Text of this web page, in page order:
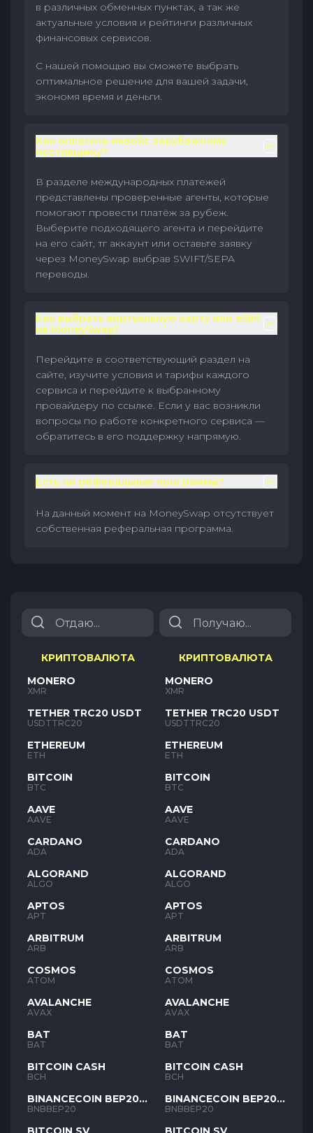
в различных обменных пунктах, а так же
актуальные условия и рейтинги различных
финансовых сервисов.
С нашей помощью вы сможете выбрать
оптимальное решение для вашей задачи,
экономя время и деньги.
Как оплатить инвойс зарубежному
поставщику?
В разделе международных платежей
представлены проверенные агенты, которые
помогают провести платёж за рубеж.
Выберите подходящего агента и перейдите
на его сайт, тг аккаунт или оставьте заявку
через MoneySwap выбрав SWIFT/SEPA
переводы.
Как выбрать виртуальную карту или eSIM
на MoneySwap?
Перейдите в соответствующий раздел на
сайте, изучите условия и тарифы каждого
сервиса и перейдите к выбранному
провайдеру по ссылке. Если у вас возникли
вопросы по работе конкретного сервиса —
обратитесь в его поддержку напрямую.
Есть ли реферальные программы?
На данный момент на MoneySwap отсутствует
собственная реферальная программа.
КРИПТОВАЛЮТА
MONERO
XMR
TETHER TRC20 USDT
USDTTRC20
ETHEREUM
ETH
BITCOIN
BTC
AAVE
AAVE
CARDANO
ADA
ALGORAND
ALGO
APTOS
APT
ARBITRUM
ARB
COSMOS
ATOM
AVALANCHE
AVAX
BAT
BAT
BITCOIN CASH
BCH
BINANCECOIN BEP20
BNB
BNBBEP20
КРИПТОВАЛЮТА
MONERO
XMR
TETHER TRC20 USDT
USDTTRC20
ETHEREUM
ETH
BITCOIN
BTC
AAVE
AAVE
CARDANO
ADA
ALGORAND
ALGO
APTOS
APT
ARBITRUM
ARB
COSMOS
ATOM
AVALANCHE
AVAX
BAT
BAT
BITCOIN CASH
BCH
BINANCECOIN BEP20
BNB
BNBBEP20